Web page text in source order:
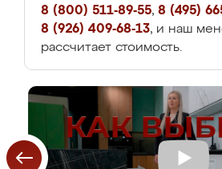
8 (800) 511-89-55, 8 (495)
8 (926) 409-68-13, и наш
рассчитает стоимость.